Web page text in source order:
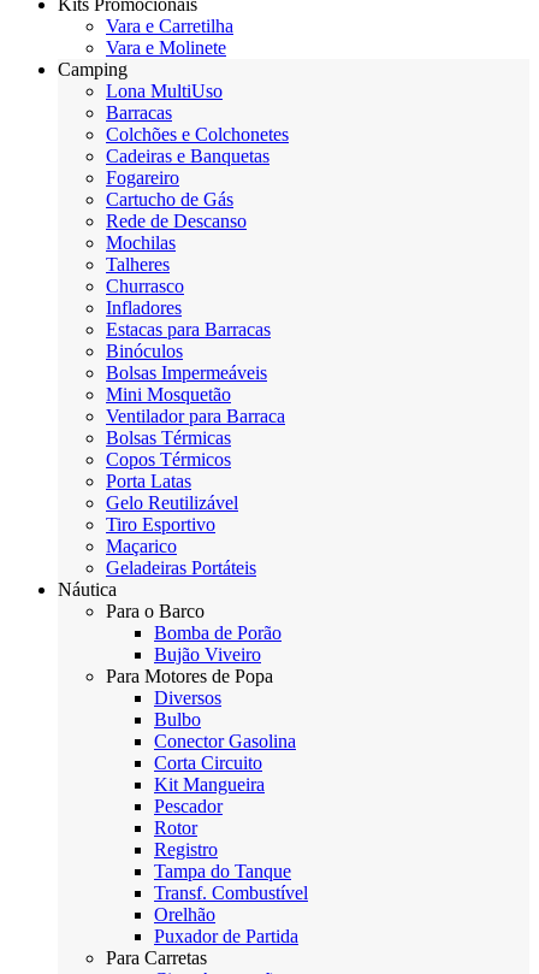
Kits Promocionais
Vara e Carretilha
Vara e Molinete
Camping
Lona MultiUso
Barracas
Colchões e Colchonetes
Cadeiras e Banquetas
Fogareiro
Cartucho de Gás
Rede de Descanso
Mochilas
Talheres
Churrasco
Infladores
Estacas para Barracas
Binóculos
Bolsas Impermeáveis
Mini Mosquetão
Ventilador para Barraca
Bolsas Térmicas
Copos Térmicos
Porta Latas
Gelo Reutilizável
Tiro Esportivo
Maçarico
Geladeiras Portáteis
Náutica
Para o Barco
Bomba de Porão
Bujão Viveiro
Para Motores de Popa
Diversos
Bulbo
Conector Gasolina
Corta Circuito
Kit Mangueira
Pescador
Rotor
Registro
Tampa do Tanque
Transf. Combustível
Orelhão
Puxador de Partida
Para Carretas